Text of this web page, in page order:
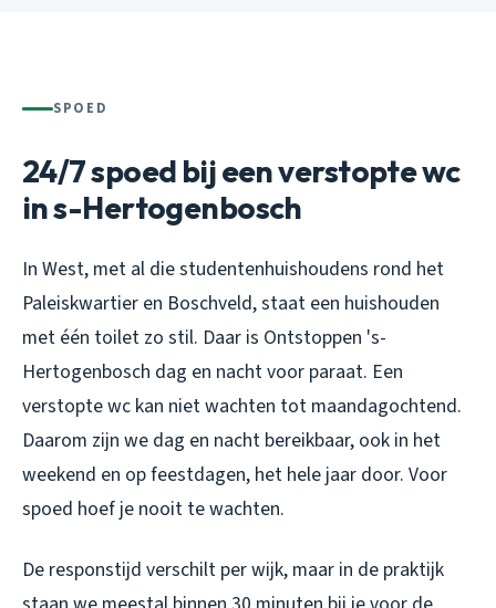
SPOED
24/7 spoed bij een verstopte wc
in s-Hertogenbosch
In West, met al die studentenhuishoudens rond het
Paleiskwartier en Boschveld, staat een huishouden
met één toilet zo stil. Daar is Ontstoppen 's-
Hertogenbosch dag en nacht voor paraat. Een
verstopte wc kan niet wachten tot maandagochtend.
Daarom zijn we dag en nacht bereikbaar, ook in het
weekend en op feestdagen, het hele jaar door. Voor
spoed hoef je nooit te wachten.
De responstijd verschilt per wijk, maar in de praktijk